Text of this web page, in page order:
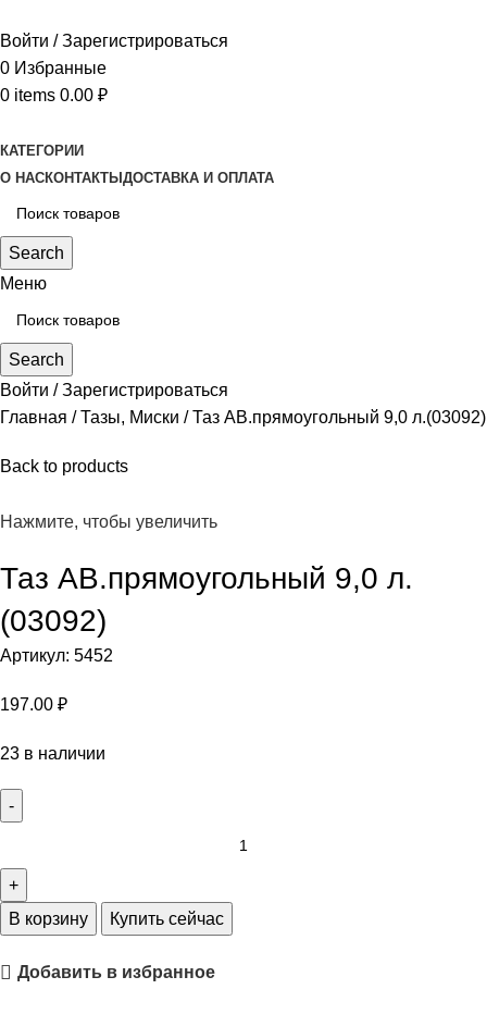
Войти / Зарегистрироваться
0 Избранные
0 items 0.00 ₽
КАТЕГОРИИ
О НАСКОНТАКТЫ ДОСТАВКА И ОПЛАТА
Search
Меню
Search
Войти / Зарегистрироваться
Главная
Тазы, Миски Таз АВ.прямоугольный 9,0 л.(03092)
Back to products
Нажмите, чтобы увеличить
Таз АВ.прямоугольный 9,0 л.
(03092)
Артикул: 5452
197.00 ₽
23 в наличии
В корзину Купить сейчас
Добавить в избранное